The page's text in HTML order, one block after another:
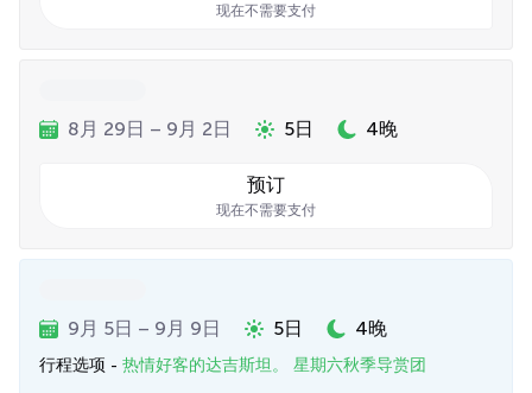
现在不需要支付
8月 29日 – 9月 2日 5日 4晚
预订
现在不需要支付
9月 5日 – 9月 9日 5日 4晚
行程选项 - 热情好客的达吉斯坦。 星期六秋季导赏团